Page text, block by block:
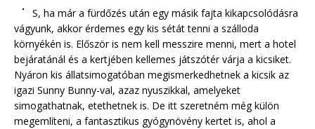
S, ha már a fürdőzés után egy másik fajta kikapcsolódásra
vágyunk, akkor érdemes egy kis sétát tenni a szálloda
környékén is. Először is nem kell messzire menni, mert a hotel
bejáratánál és a kertjében kellemes játszótér várja a kicsiket.
Nyáron kis állatsimogatóban megismerkedhetnek a kicsik az
igazi Sunny Bunny-val, azaz nyuszikkal, amelyeket
simogathatnak, etethetnek is. De itt szeretném még külön
megemlíteni, a fantasztikus gyógynövény kertet is, ahol a